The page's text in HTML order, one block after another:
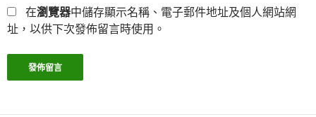
在瀏覽器中儲存顯示名稱、電子郵件地址及個人網站網
址，以供下次發佈留言時使用。